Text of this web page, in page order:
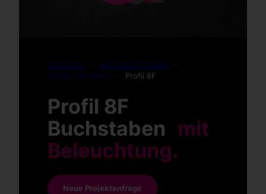
Startseite – Leuchtbuchstaben
–
Profilbuchstaben
– Profil 8F
Profil 8F
Buchstaben mit
Beleuchtung.
Neue Projektanfrage